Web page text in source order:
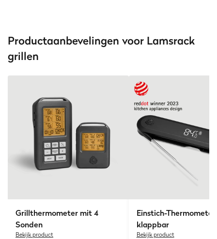
Productaanbevelingen voor Lamsrack
grillen
Grillthermometer mit 4
Sonden
Bekijk product
Einstich-Thermometer,
klappbar
Bekijk product